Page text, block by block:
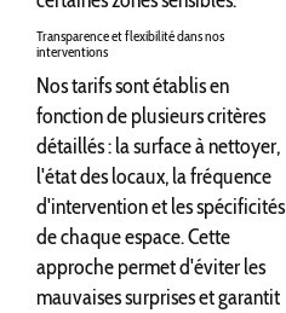
Transparence et flexibilité dans nos
interventions
Nos tarifs sont établis en
fonction de plusieurs critères
détaillés : la surface à nettoyer,
l'état des locaux, la fréquence
d'intervention et les spécificités
de chaque espace. Cette
approche permet d'éviter les
mauvaises surprises et garantit